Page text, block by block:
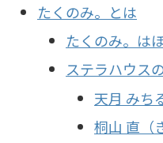
たくのみ。とは
たくのみ。は
ステラハウス
天月 みち
桐山 直（